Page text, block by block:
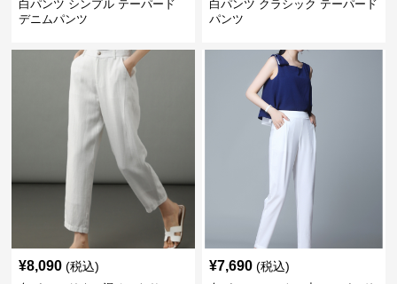
白パンツ シンプル テーパード
デニムパンツ
白パンツ クラシック テーパード
パンツ
¥8,090 (税込) ¥7,690 (税込)